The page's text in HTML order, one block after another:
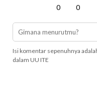
0 0
Isi komentar sepenuhnya
dalam UU ITE